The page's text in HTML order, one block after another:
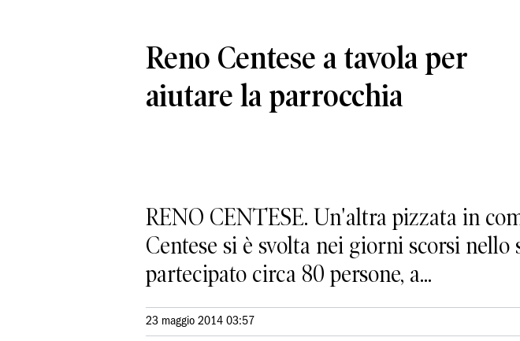
Reno Centese a tavola per
aiutare la parrocchia
RENO CENTESE. Un'altra pizzata in
Centese si è svolta nei giorni scorsi
partecipato circa 80 persone, a...
23 maggio 2014 03:57